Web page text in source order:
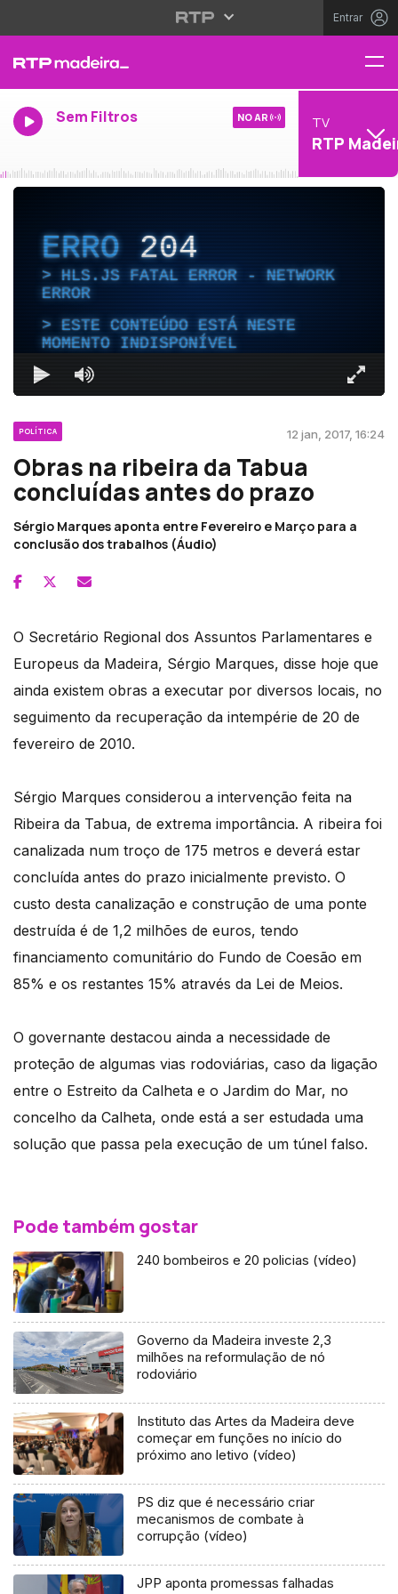
Entrar
Sem Filtros NO AR TV
RTP
ERRO204
HLS.JS FATAL ERROR - NETWORK
ERROR
ESTE CONTEÚDO ESTÁ NESTE
MOMENTO INDISPONÍVEL
POLÍTICA 12 jan, 2017, 16:24
Obras na ribeira da Tabua
concluídas antes do prazo
Sérgio Marques aponta entre Fevereiro e Março para a
conclusão dos trabalhos (Áudio)
O Secretário Regional dos Assuntos Parlamentares e
Europeus da Madeira, Sérgio Marques, disse hoje que
ainda existem obras a executar por diversos locais, no
seguimento da recuperação da intempérie de 20 de
fevereiro de 2010.
Sérgio Marques considerou a intervenção feita na
Ribeira da Tabua, de extrema importância. A ribeira foi
canalizada num troço de 175 metros e deverá estar
concluída antes do prazo inicialmente previsto. O
custo desta canalização e construção de uma ponte
destruída é de 1,2 milhões de euros, tendo
financiamento comunitário do Fundo de Coesão em
85% e os restantes 15% através da Lei de Meios.
O governante destacou ainda a necessidade de
proteção de algumas vias rodoviárias, caso da ligação
entre o Estreito da Calheta e o Jardim do Mar, no
concelho da Calheta, onde está a ser estudada uma
solução que passa pela execução de um túnel falso.
Pode também gostar
240 bombeiros e 20 policias (vídeo)
Governo da Madeira investe 2,3
milhões na reformulação de nó
rodoviário
Instituto das Artes da Madeira deve
começar em funções no início do
próximo ano letivo (vídeo)
PS diz que é necessário criar
mecanismos de combate à
corrupção (vídeo)
JPP aponta promessas falhadas